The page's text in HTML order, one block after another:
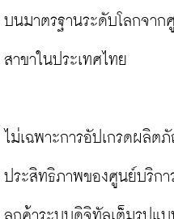
บนมาตรฐานระดับโลกจาก
สาขาในประเทศไทย
ไม่เฉพาะการอัปเกรดผลิ
ประสิทธิภาพของศูนย์บริก